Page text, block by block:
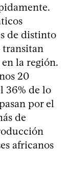
de distinto
transitan
la región.
20
36% de lo
por el
de
africanos